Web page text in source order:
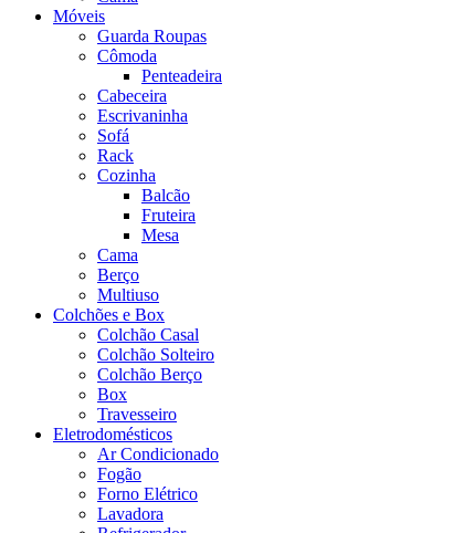
Móveis
Guarda Roupas
Cômoda
Penteadeira
Cabeceira
Escrivaninha
Sofá
Rack
Cozinha
Balcão
Fruteira
Mesa
Cama
Berço
Multiuso
Colchões e Box
Colchão Casal
Colchão Solteiro
Colchão Berço
Box
Travesseiro
Eletrodomésticos
Ar Condicionado
Fogão
Forno Elétrico
Lavadora